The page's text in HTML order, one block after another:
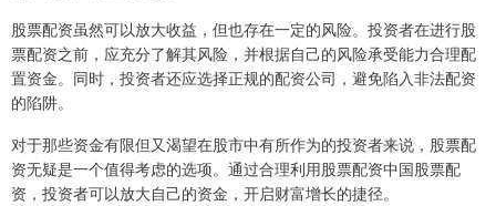
股票配资虽然可以放大收益，但也存在一定的风险。投资者在进行股
票配资之前，应充分了解其风险，并根据自己的风险承受能力合理配
置资金。同时，投资者还应选择正规的配资公司，避免陷入非法配资
的陷阱。
对于那些资金有限但又渴望在股市中有所作为的投资者来说，股票配
资无疑是一个值得考虑的选项。通过合理利用股票配资中国股票配
资，投资者可以放大自己的资金，开启财富增长的捷径。